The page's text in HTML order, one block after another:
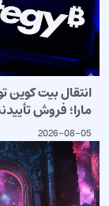
انتقال بیت کوین
مارا؛ فروش
2026-08-05